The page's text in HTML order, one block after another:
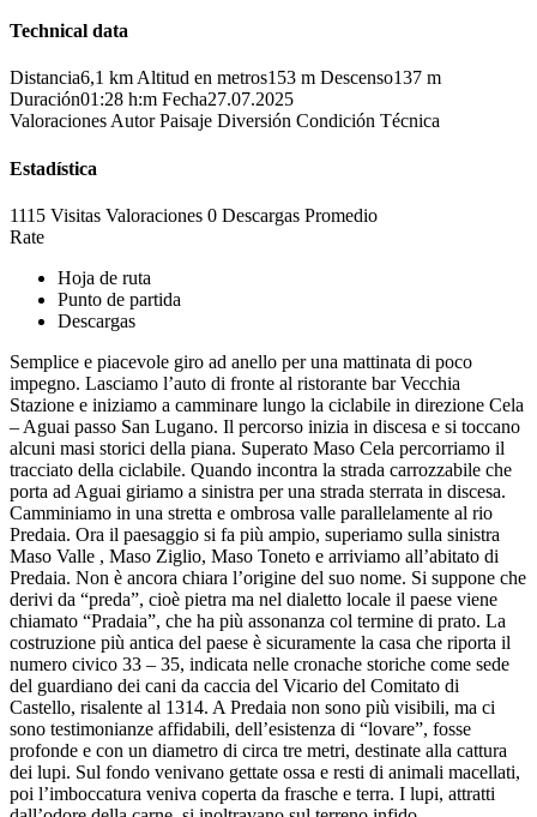
Technical data
Distancia6,1 km Altitud en metros153 m Descenso137 m
Duración01:28 h:m Fecha27.07.2025
Valoraciones Autor Paisaje Diversión Condición Técnica
Estadística
1115 Visitas Valoraciones 0 Descargas Promedio
Rate
Hoja de ruta
Punto de partida
Descargas
Semplice e piacevole giro ad anello per una mattinata di poco
impegno. Lasciamo l’auto di fronte al ristorante bar Vecchia
Stazione e iniziamo a camminare lungo la ciclabile in direzione Cela
– Aguai passo San Lugano. Il percorso inizia in discesa e si toccano
alcuni masi storici della piana. Superato Maso Cela percorriamo il
tracciato della ciclabile. Quando incontra la strada carrozzabile che
porta ad Aguai giriamo a sinistra per una strada sterrata in discesa.
Camminiamo in una stretta e ombrosa valle parallelamente al rio
Predaia. Ora il paesaggio si fa più ampio, superiamo sulla sinistra
Maso Valle , Maso Ziglio, Maso Toneto e arriviamo all’abitato di
Predaia. Non è ancora chiara l’origine del suo nome. Si suppone che
derivi da “preda”, cioè pietra ma nel dialetto locale il paese viene
chiamato “Pradaia”, che ha più assonanza col termine di prato. La
costruzione più antica del paese è sicuramente la casa che riporta il
numero civico 33 – 35, indicata nelle cronache storiche come sede
del guardiano dei cani da caccia del Vicario del Comitato di
Castello, risalente al 1314. A Predaia non sono più visibili, ma ci
sono testimonianze affidabili, dell’esistenza di “lovare”, fosse
profonde e con un diametro di circa tre metri, destinate alla cattura
dei lupi. Sul fondo venivano gettate ossa e resti di animali macellati,
poi l’imboccatura veniva coperta da frasche e terra. I lupi, attratti